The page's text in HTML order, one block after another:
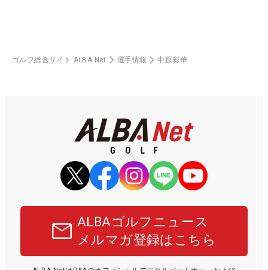
ゴルフ総合サイト ALBA Net 選手情報 中原彩華
ALBAゴルフニュース
メルマガ登録はこちら